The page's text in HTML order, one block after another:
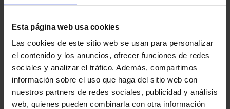
Esta página web usa cookies
Las cookies de este sitio web se usan para personalizar
el contenido y los anuncios, ofrecer funciones de redes
sociales y analizar el tráfico. Además, compartimos
información sobre el uso que haga del sitio web con
nuestros partners de redes sociales, publicidad y análisis
web, quienes pueden combinarla con otra información
medicamentos, como bombas de insulina.
Estas pruebas diagnósticas son muy seguras, pero
como en cualquier procedimiento médico, existe una
mínima posibilidad de incidencia.